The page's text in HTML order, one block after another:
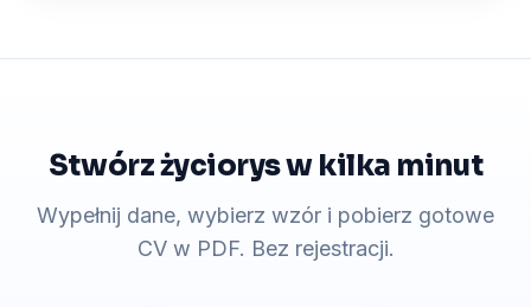
Stwórz życiorys w kilka minut
Wypełnij dane, wybierz wzór i pobierz gotowe
CV w PDF. Bez rejestracji.